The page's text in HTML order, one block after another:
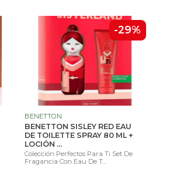
-29%
BENETTON
BENETTON SISLEY RED EAU
DE TOILETTE SPRAY 80 ML +
LOCIÓN ...
Colección Perfectos Para Ti Set De
Fragancia Con Eau De T...